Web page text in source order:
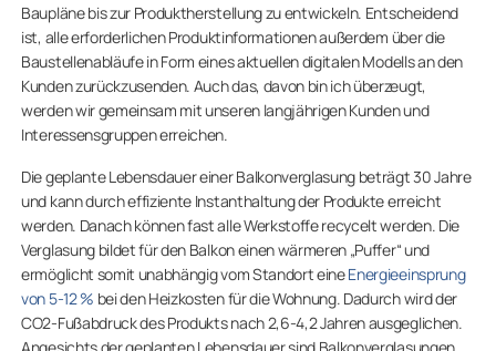
Baupläne bis zur Produktherstellung zu entwickeln. Entscheidend
ist, alle erforderlichen Produktinformationen außerdem über die
Baustellenabläufe in Form eines aktuellen digitalen Modells an den
Kunden zurückzusenden. Auch das, davon bin ich überzeugt,
werden wir gemeinsam mit unseren langjährigen Kunden und
Interessensgruppen erreichen.
Die geplante Lebensdauer einer Balkonverglasung beträgt 30 Jahre
und kann durch effiziente Instanthaltung der Produkte erreicht
werden. Danach können fast alle Werkstoffe recycelt werden. Die
Verglasung bildet für den Balkon einen wärmeren „Puffer“ und
ermöglicht somit unabhängig vom Standort eineEnergieeinsprung
von 5-12 % bei den Heizkosten für die Wohnung. Dadurch wird der
CO2-Fußabdruck des Produkts nach 2,6-4,2 Jahren ausgeglichen.